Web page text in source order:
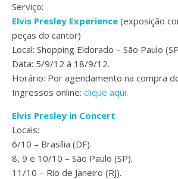
Serviço:
Elvis Presley Experience (exposição
peças do cantor)
Local: Shopping Eldorado – São Paulo
Data: 5/9/12 à 18/9/12.
Horário: Por agendamento na compra
Ingressos online: clique aqui.
Elvis Presley in Concert
Locais:
6/10 – Brasília (DF).
8, 9 e 10/10 – São Paulo (SP).
11/10 – Rio de Janeiro (RJ).